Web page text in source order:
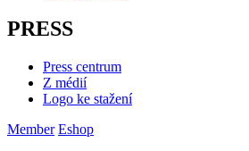
PRESS
Press centrum
Z médií
Logo ke stažení
Member Eshop